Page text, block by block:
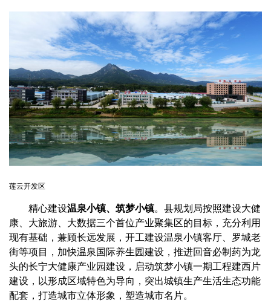
莲云开发区
精心建设温泉小镇、筑梦小镇。县规划局按照建设大健
康、大旅游、大数据三个首位产业聚集区的目标，充分利用
现有基础，兼顾长远发展，开工建设温泉小镇客厅、罗城老
街等项目，加快温泉国际养生园建设，推进回音必制药为龙
头的长宁大健康产业园建设，启动筑梦小镇一期工程建西片
建设，以形成区域特色为导向，突出城镇生产生活生态功能
配套，打造城市立体形象，塑造城市名片。